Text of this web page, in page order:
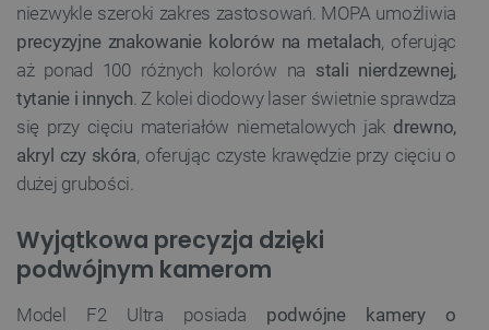
niezwykle szeroki zakres zastosowań. MOPA umożliwia
precyzyjne znakowanie kolorów na metalach, oferując
aż ponad 100 różnych kolorów na stali nierdzewnej,
tytanie i innych . Z kolei diodowy laser świetnie sprawdza
się przy cięciu materiałów niemetalowych jak drewno,
akryl czy skóra, oferując czyste krawędzie przy cięciu o
dużej grubości.
Wyjątkowa precyzja dzięki
podwójnym kamerom
Model F2 Ultra posiada podwójne kamery o